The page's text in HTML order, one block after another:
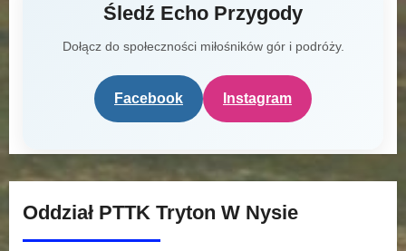
Śledź Echo Przygody
Dołącz do społeczności miłośników gór i podróży.
Facebook Instagram
Oddział PTTK Tryton W Nysie